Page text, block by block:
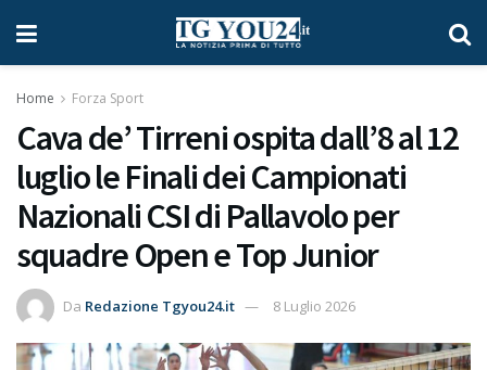
Home Forza Sport
Cava de’ Tirreni ospita dall’8 al 12
luglio le Finali dei Campionati
Nazionali CSI di Pallavolo per
squadre Open e Top Junior
Da Redazione Tgyou24.it 8 Luglio 2026